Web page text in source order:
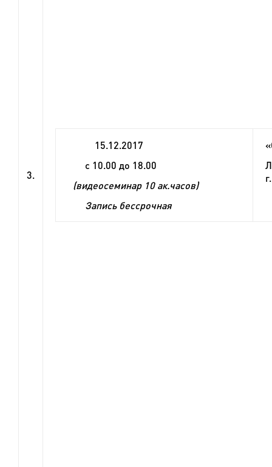
3.
15.12.2017
с 10.00 до 18.00
(видеосеминар 10 ак.часов)
Запись бессрочная